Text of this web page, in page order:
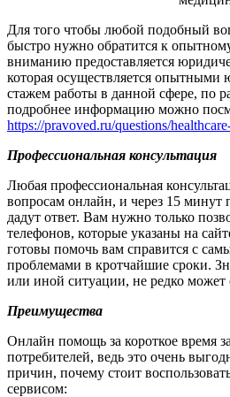
Для того чтобы любой подобный
быстро нужно обратится к
вниманию предоставляется
которая осуществляется
стажем работы в данной сфере, по
подробнее информацию можно
https://pravoved.ru/questions/
Профессиональная консультация
Любая профессиональная
вопросам онлайн, и через 15
дадут ответ. Вам нужно только
телефонов, которые указаны на
готовы помочь вам справится с
проблемами в кротчайшие сроки.
или иной ситуации, не редко может
Преимущества
Онлайн помощь за короткое время
потребителей, ведь это очень
причин, почему стоит
сервисом: